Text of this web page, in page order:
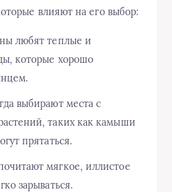
влияют на его выбор:
любят теплые и
которые хорошо
выбирают места с
таких как камыши
прятаться.
мягкое, иллистое
зарываться.